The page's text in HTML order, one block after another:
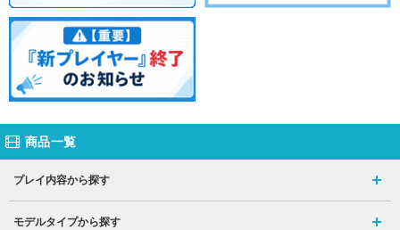
商品一覧
プレイ内容から探す
モデルタイプから探す